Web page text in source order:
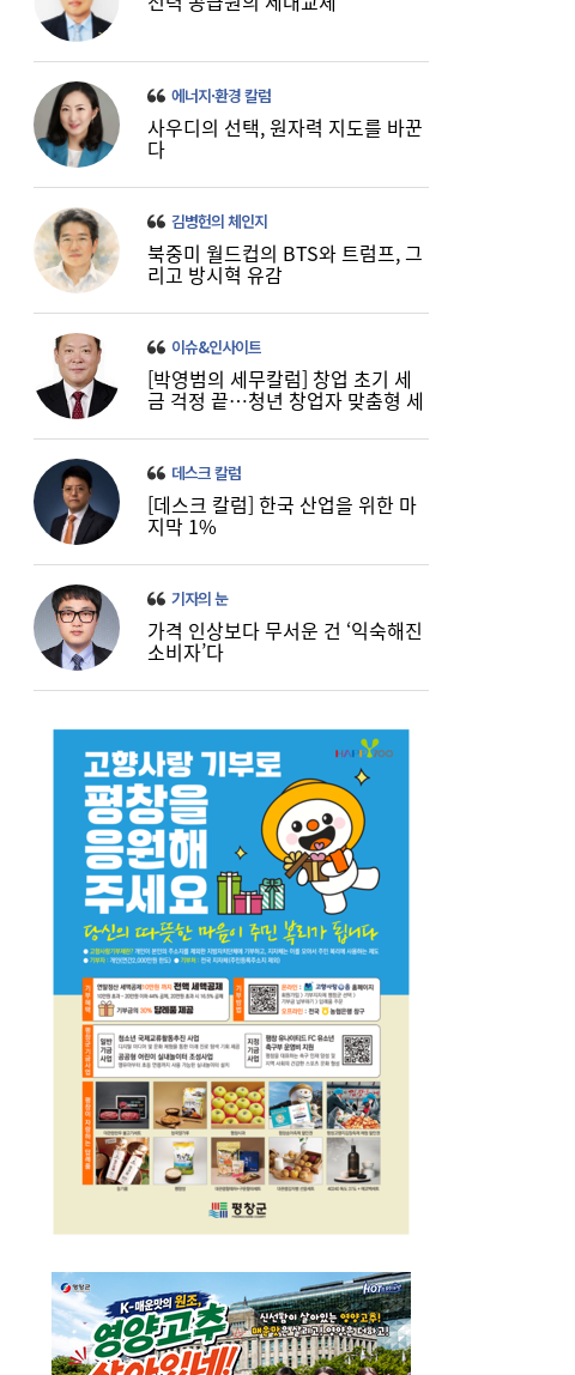
21:32
李대통령, 6시간 부동산 회의…“용산, 서울시
와 협의해야” 공급대책 속도
에너지·환경 칼럼
사우디의 선택, 원자력 지도를 바꾼
다
김병헌의 체인지
북중미 월드컵의 BTS와 트럼프, 그
리고 방시혁 유감
이슈&인사이트
[박영범의 세무칼럼] 창업 초기 세
금 걱정 끝…청년 창업자 맞춤형 세
데스크 칼럼
[데스크 칼럼] 한국 산업을 위한 마
지막 1%
기자의 눈
가격 인상보다 무서운 건 ‘익숙해진
소비자’다